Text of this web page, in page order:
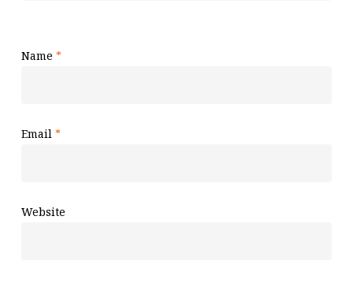
Name *
Email *
Website